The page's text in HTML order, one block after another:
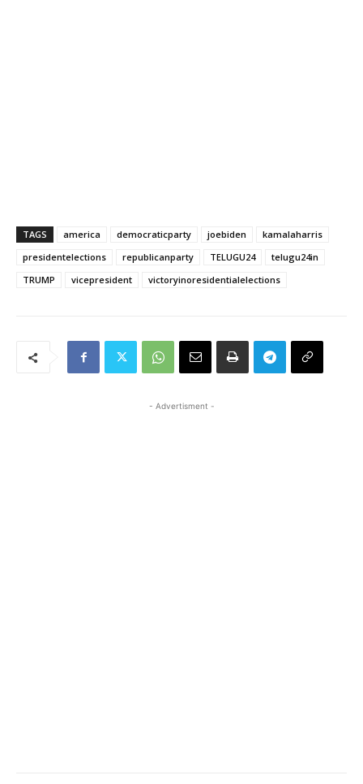
TAGS america democraticparty joebiden
kamalaharris
presidentelections
republicanparty TELUGU24
telugu24in
TRUMP
vicepresident victoryinoresidentialelections
- Advertisment -